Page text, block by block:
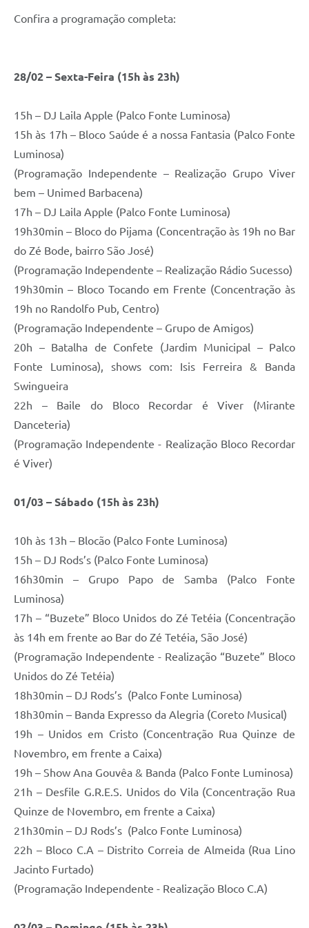
Telefones Úteis
Transparência
SIC
Confira a programação completa:
28/02 – Sexta-Feira (15h às 23h)
15h – DJ Laila Apple (Palco Fonte Luminosa)
15h às 17h – Bloco Saúde é a nossa Fantasia (Palco Fonte
Luminosa)
(Programação Independente – Realização Grupo Viver
bem – Unimed Barbacena)
17h – DJ Laila Apple (Palco Fonte Luminosa)
19h30min – Bloco do Pijama (Concentração às 19h no Bar
do Zé Bode, bairro São José)
(Programação Independente – Realização Rádio Sucesso)
19h30min – Bloco Tocando em Frente (Concentração às
19h no Randolfo Pub, Centro)
(Programação Independente – Grupo de Amigos)
20h – Batalha de Confete (Jardim Municipal – Palco
Fonte Luminosa), shows com: Isis Ferreira & Banda
Swingueira
22h – Baile do Bloco Recordar é Viver (Mirante
Danceteria)
(Programação Independente - Realização Bloco Recordar
é Viver)
01/03 – Sábado (15h às 23h)
10h às 13h – Blocão (Palco Fonte Luminosa)
15h – DJ Rods’s (Palco Fonte Luminosa)
16h30min – Grupo Papo de Samba (Palco Fonte
Luminosa)
17h – “Buzete” Bloco Unidos do Zé Tetéia (Concentração
às 14h em frente ao Bar do Zé Tetéia, São José)
(Programação Independente - Realização “Buzete” Bloco
Unidos do Zé Tetéia)
18h30min – DJ Rods’s (Palco Fonte Luminosa)
18h30min – Banda Expresso da Alegria (Coreto Musical)
19h – Unidos em Cristo (Concentração Rua Quinze de
Novembro, em frente a Caixa)
19h – Show Ana Gouvêa & Banda (Palco Fonte Luminosa)
21h – Desfile G.R.E.S. Unidos do Vila (Concentração Rua
Quinze de Novembro, em frente a Caixa)
21h30min – DJ Rods’s (Palco Fonte Luminosa)
22h – Bloco C.A – Distrito Correia de Almeida (Rua Lino
Jacinto Furtado)
(Programação Independente - Realização Bloco C.A)